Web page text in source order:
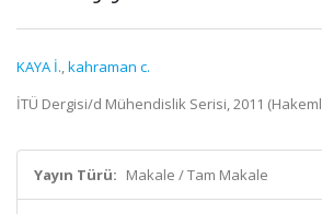
KAYA İ.,kahraman c.
İTÜ Dergisi/d Mühendislik Serisi, 2011
Yayın Türü: Makale / Tam Makale